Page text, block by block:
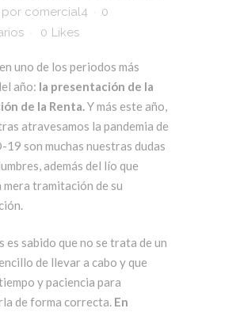
por comercial4
0
0 Likes
uno de los periodos más
año: la presentación de la
de la Renta.Y más este año,
atravesamos la pandemia de
19 son muchas nuestras dudas
además del lío que
mera tramitación de su
es sabido que no se trata de un
de llevar a cabo y que
y paciencia para
de forma correcta. En